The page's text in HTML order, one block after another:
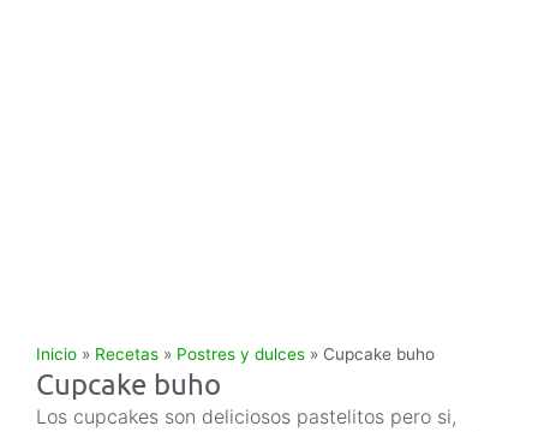
Inicio » Recetas » Postres y dulces » Cupcake buho
Cupcake buho
Los cupcakes son deliciosos pastelitos pero si,